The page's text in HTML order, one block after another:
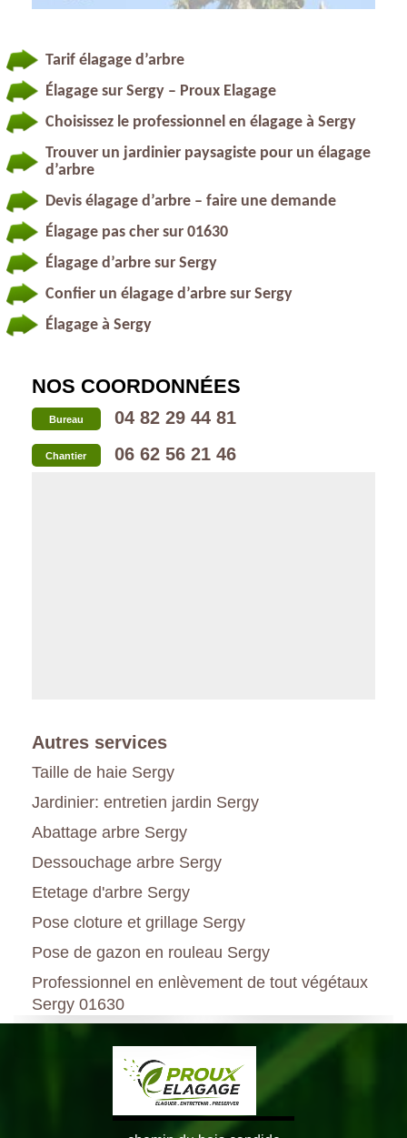
Tarif élagage d’arbre
Élagage sur Sergy – Proux Elagage
Choisissez le professionnel en élagage à Sergy
Trouver un jardinier paysagiste pour un élagage
d’arbre
Devis élagage d’arbre – faire une demande
Élagage pas cher sur 01630
Élagage d’arbre sur Sergy
Confier un élagage d’arbre sur Sergy
Élagage à Sergy
NOS COORDONNÉES
Bureau 04 82 29 44 81
Chantier 06 62 56 21 46
Autres services
Taille de haie Sergy
Jardinier: entretien jardin Sergy
Abattage arbre Sergy
Dessouchage arbre Sergy
Etetage d'arbre Sergy
Pose cloture et grillage Sergy
Pose de gazon en rouleau Sergy
Professionnel en enlèvement de tout végétaux
Sergy 01630